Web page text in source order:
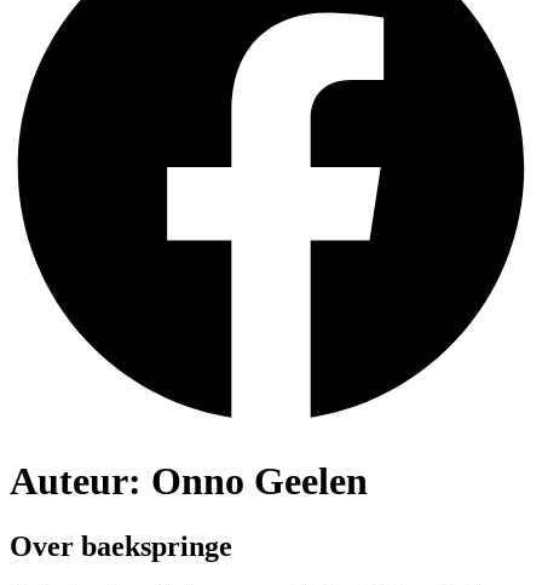
Auteur: Onno Geelen
Over baekspringe